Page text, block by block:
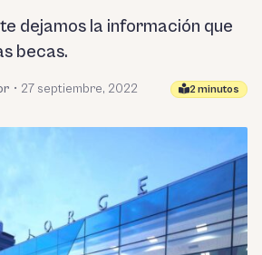
dejamos la información que
becas.
• 27 septiembre, 2022 2 minutos